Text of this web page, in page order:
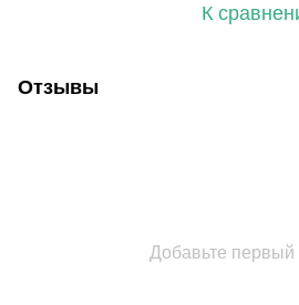
К
Отзывы
Добавьте первый